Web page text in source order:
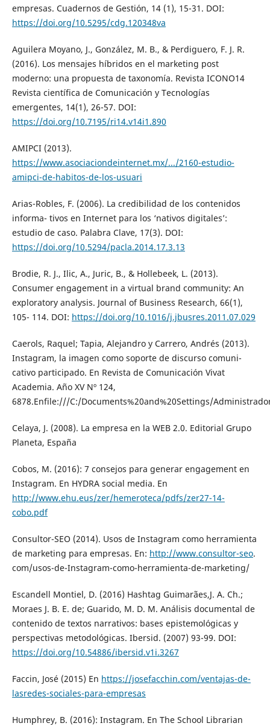
empresas. Cuadernos de Gestión, 14 (1), 15-31. DOI:
https://doi.org/10.5295/cdg.120348va
Aguilera Moyano, J., González, M. B., & Perdiguero, F. J. R.
(2016). Los mensajes híbridos en el marketing post
moderno: una propuesta de taxonomía. Revista ICONO14
Revista científica de Comunicación y Tecnologías
emergentes, 14(1), 26-57. DOI:
https://doi.org/10.7195/ri14.v14i1.890
AMIPCI (2013).
https://www.asociaciondeinternet.mx/.../2160-estudio-
amipci-de-habitos-de-los-usuari
Arias-Robles, F. (2006). La credibilidad de los contenidos
informa- tivos en Internet para los ‘nativos digitales’:
estudio de caso. Palabra Clave, 17(3). DOI:
https://doi.org/10.5294/pacla.2014.17.3.13
Brodie, R. J., Ilic, A., Juric, B., & Hollebeek, L. (2013).
Consumer engagement in a virtual brand community: An
exploratory analysis. Journal of Business Research, 66(1),
105- 114. DOI: https://doi.org/10.1016/j.jbusres.2011.07.029
Caerols, Raquel; Tapia, Alejandro y Carrero, Andrés (2013).
Instagram, la imagen como soporte de discurso comuni-
cativo participado. En Revista de Comunicación Vivat
Academia. Año XV Nº 124,
6878.Enfile:///C:/Documents%20and%20Settings/
Celaya, J. (2008). La empresa en la WEB 2.0. Editorial Grupo
Planeta, España
Cobos, M. (2016): 7 consejos para generar engagement en
Instagram. En HYDRA social media. En
http://www.ehu.eus/zer/hemeroteca/pdfs/zer27-14-
cobo.pdf
Consultor-SEO (2014). Usos de Instagram como herramienta
de marketing para empresas. En: http://www.consultor-seo.
com/usos-de-Instagram-como-herramienta-de-marketing/
Escandell Montiel, D. (2016) Hashtag Guimarães,J. A. Ch.;
Moraes J. B. E. de; Guarido, M. D. M. Análisis documental de
contenido de textos narrativos: bases epistemológicas y
perspectivas metodológicas. Ibersid. (2007) 93-99. DOI:
https://doi.org/10.54886/ibersid.v1i.3267
Faccin, José (2015) En https://josefacchin.com/ventajas-de-
lasredes-sociales-para-empresas
Humphrey, B. (2016): Instagram. En The School Librarian